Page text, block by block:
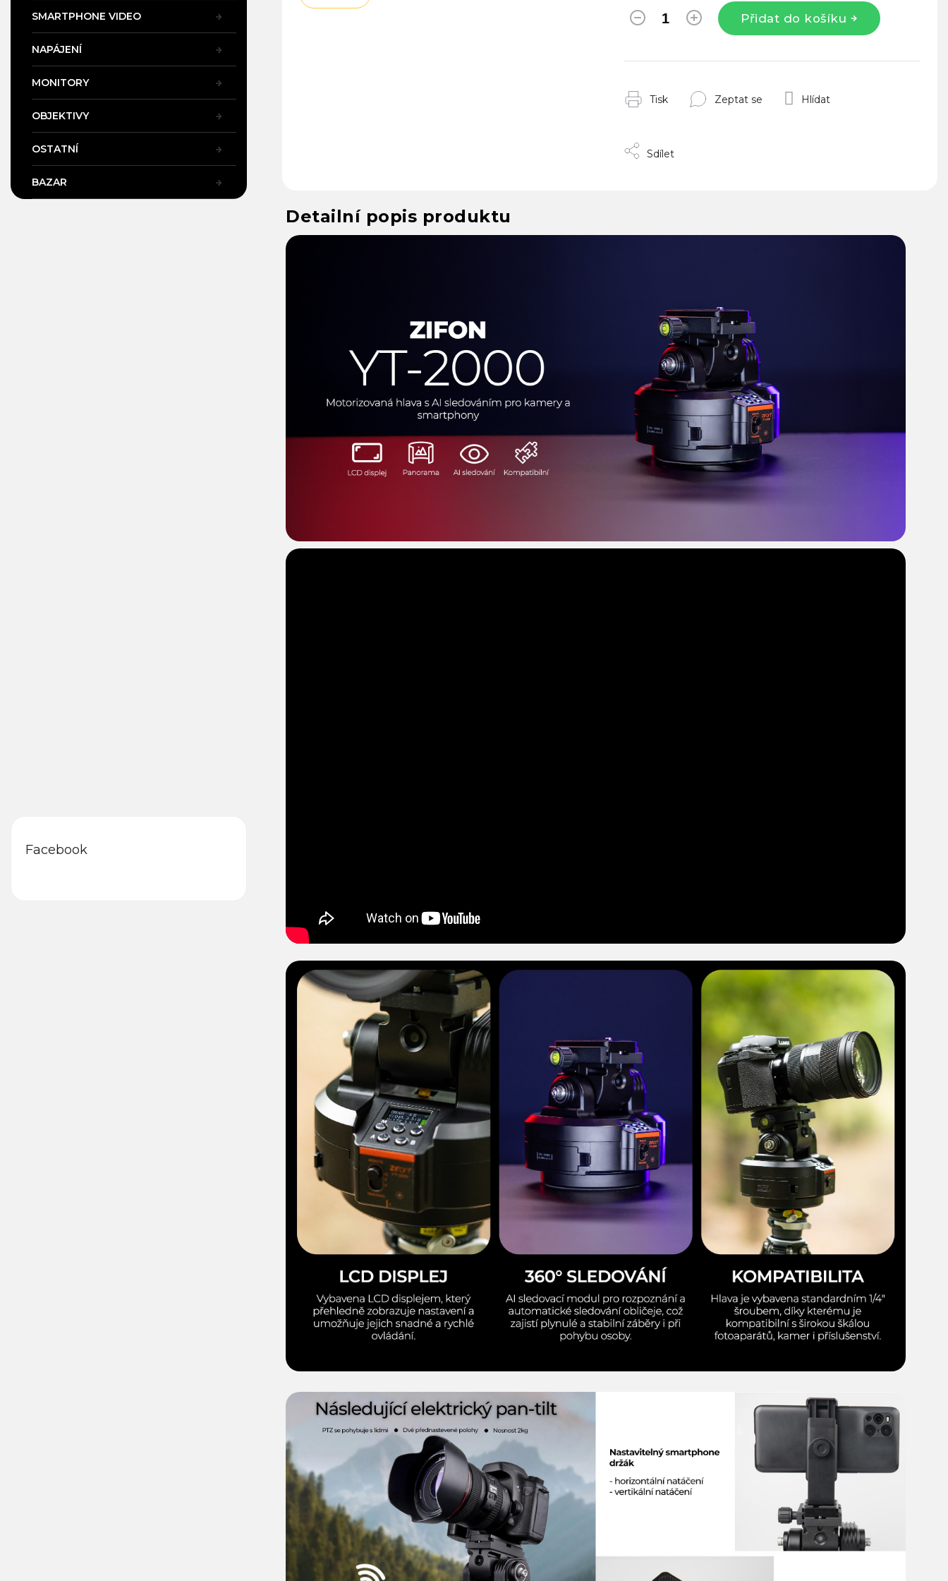
SMARTPHONE VIDEO
NAPÁJENÍ
MONITORY
OBJEKTIVY
OSTATNÍ
BAZAR
Facebook
Přidat do košíku
Tisk Zeptat se Hlídat
Sdílet
Detailní popis produktu